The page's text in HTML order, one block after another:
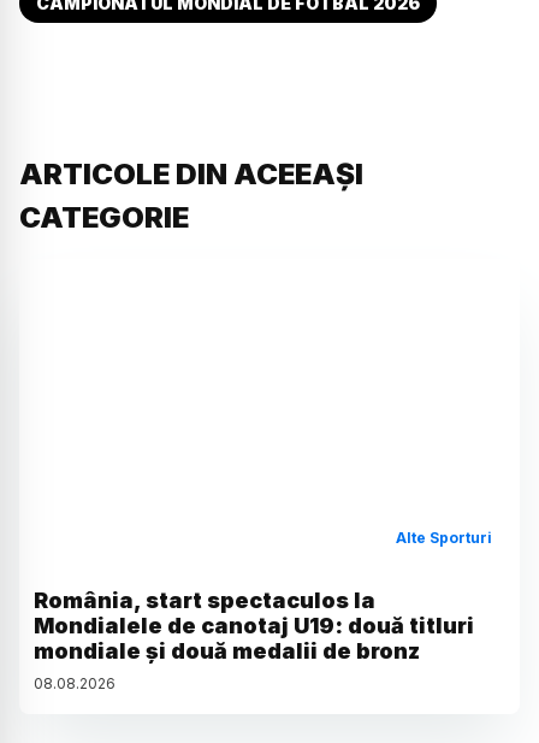
ARTICOLE DIN ACEEAȘI
CATEGORIE
Alte Sporturi
România, start spectaculos la
Mondialele de canotaj U19: două titluri
mondiale și două medalii de bronz
08.08.2026